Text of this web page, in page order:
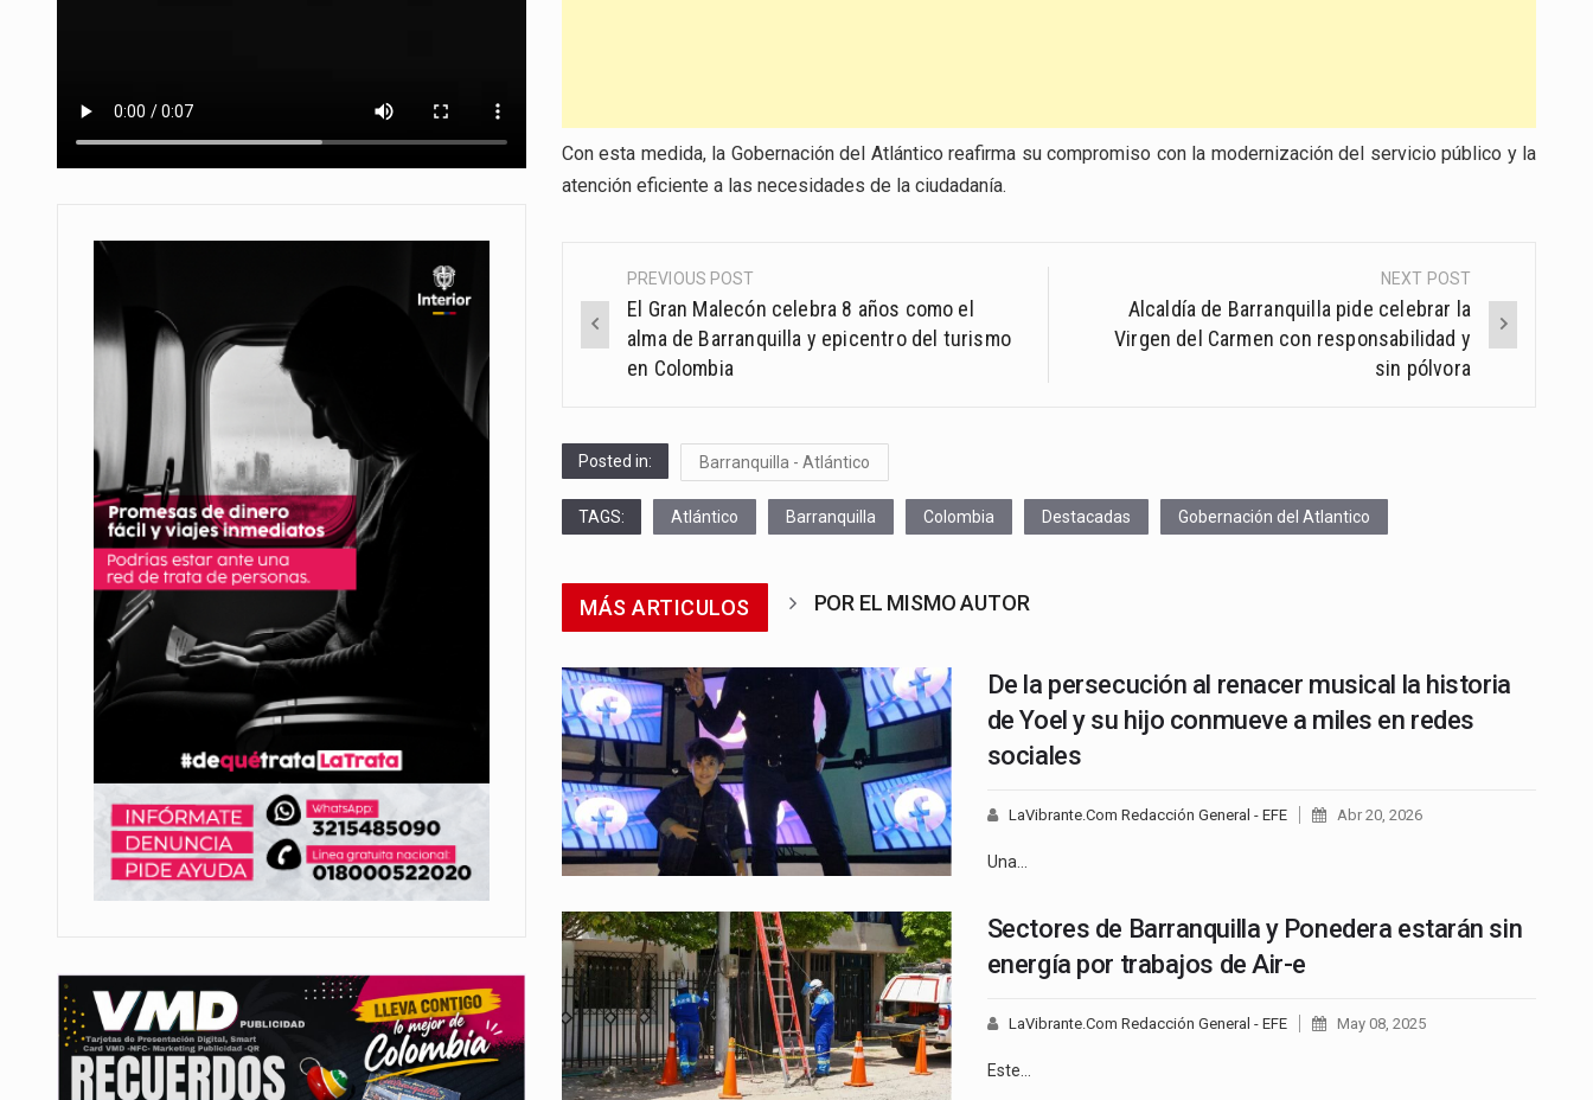
Con esta medida, la Gobernación del Atlántico reafirma su compromiso con la modernización del servicio público y la
atención eficiente a las necesidades de la ciudadanía.
Post
navigation
PREVIOUS POST
El Gran Malecón celebra 8 años como el
alma de Barranquilla y epicentro del turismo
en Colombia
NEXT POST
Alcaldía de Barranquilla pide celebrar la
Virgen del Carmen con responsabilidad y
sin pólvora
Posted in: Barranquilla - Atlántico
TAGS: Atlántico Barranquilla Colombia Destacadas Gobernación del Atlantico
MÁS ARTICULOS POR EL MISMO AUTOR
De la persecución al renacer musical la historia
de Yoel y su hijo conmueve a miles en redes
sociales
LaVibrante.Com Redacción General - EFE Abr 20, 2026
Una…
Sectores de Barranquilla y Ponedera estarán sin
energía por trabajos de Air-e
LaVibrante.Com Redacción General - EFE May 08, 2025
Este…